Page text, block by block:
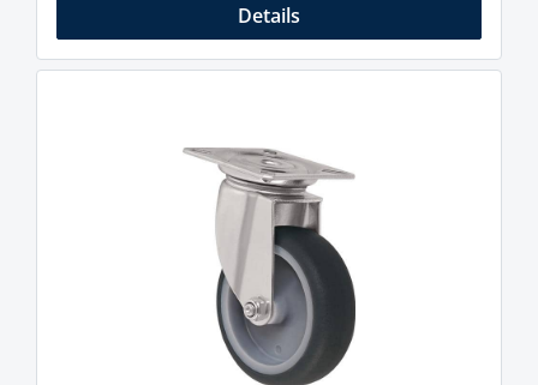
Details